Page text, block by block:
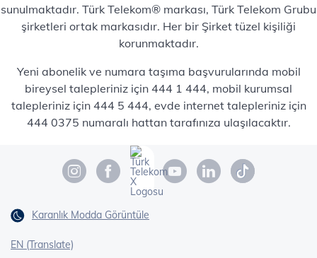
sunulmaktadır. Türk Telekom® markası, Türk Telekom Grubu
şirketleri ortak markasıdır. Her bir Şirket tüzel kişiliği
korunmaktadır.
Yeni abonelik ve numara taşıma başvurularında mobil
bireysel talepleriniz için 444 1 444, mobil kurumsal
talepleriniz için 444 5 444, evde internet talepleriniz için
444 0375 numaralı hattan tarafınıza ulaşılacaktır.
Karanlık Modda Görüntüle
EN (Translate)